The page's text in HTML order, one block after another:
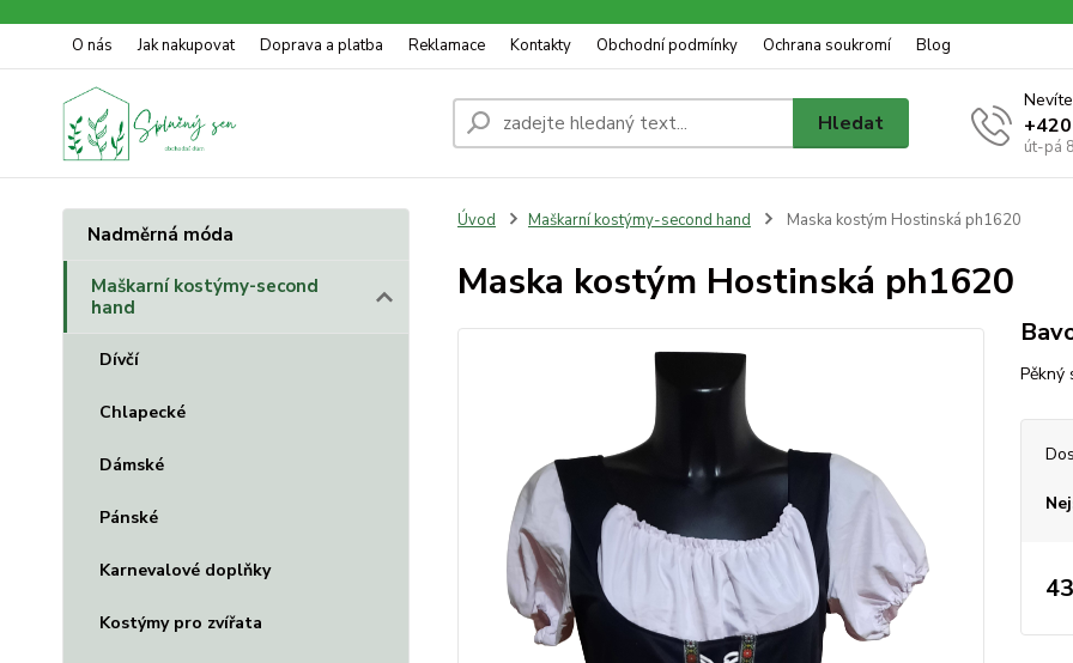
O nás Jak nakupovat Doprava a platba Reklamace Kontakty Obchodní podmínky Ochrana soukromí Blog
Hledat
út-pá
Nadměrná móda
Maškarní kostýmy-second
hand
Dívčí
Chlapecké
Dámské
Pánské
Karnevalové doplňky
Kostýmy pro zvířata
Úvod Maškarní kostýmy-second hand Maska kostým Hostinská ph1620
Maska kostým Hostinská ph1620
Pěkný